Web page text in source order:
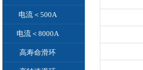
电流＜500A
电流＜8000A
高寿命滑环